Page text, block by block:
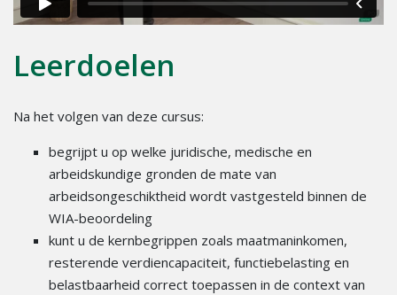
Leerdoelen
Na het volgen van deze cursus:
begrijpt u op welke juridische, medische en
arbeidskundige gronden de mate van
arbeidsongeschiktheid wordt vastgesteld binnen de
WIA-beoordeling
kunt u de kernbegrippen zoals maatmaninkomen,
resterende verdiencapaciteit, functiebelasting en
belastbaarheid correct toepassen in de context van